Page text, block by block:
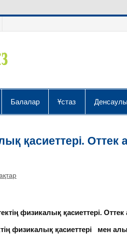
Балалар Ұстаз
қасиеттері. Оттек
физикалық қасиеттері. Оттек
физикалық қасиеттері